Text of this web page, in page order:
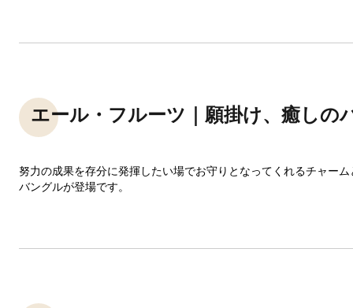
エール・フルーツ｜願掛け、癒しの
努力の成果を存分に発揮したい場でお守りとなってくれるチャー
バングルが登場です。